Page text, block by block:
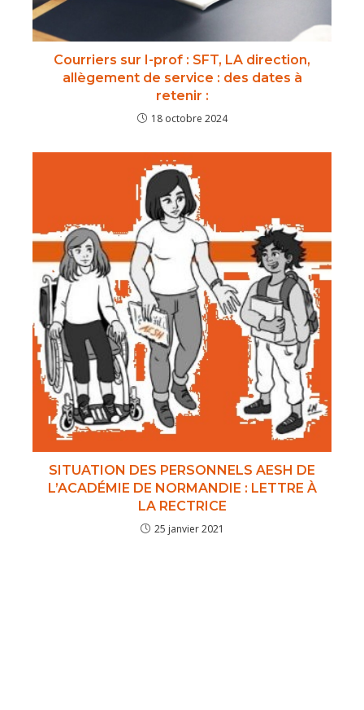
Courriers sur I-prof : SFT, LA direction,
allègement de service : des dates à
retenir :
18 octobre 2024
SITUATION DES PERSONNELS AESH DE
L’ACADÉMIE DE NORMANDIE : LETTRE À
LA RECTRICE
25 janvier 2021